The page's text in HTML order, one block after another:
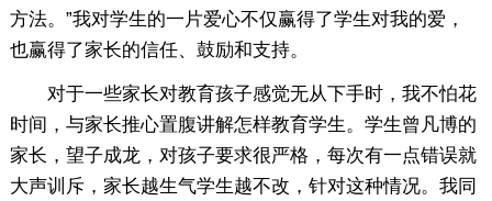
方法。”我对学生的一片爱心不仅赢得了学生对我的爱，
也赢得了家长的信任、鼓励和支持。
对于一些家长对教育孩子感觉无从下手时，我不怕花
时间，与家长推心置腹讲解怎样教育学生。学生曾凡博的
家长，望子成龙，对孩子要求很严格，每次有一点错误就
大声训斥，家长越生气学生越不改，针对这种情况。我同